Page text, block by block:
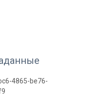
4865-be76-